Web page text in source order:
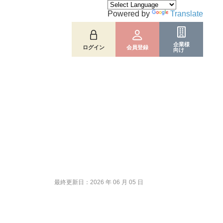
ログイン 会員登録
企業様
向け
Powered by Translate
最終更新日：2026 年 06 月 05 日